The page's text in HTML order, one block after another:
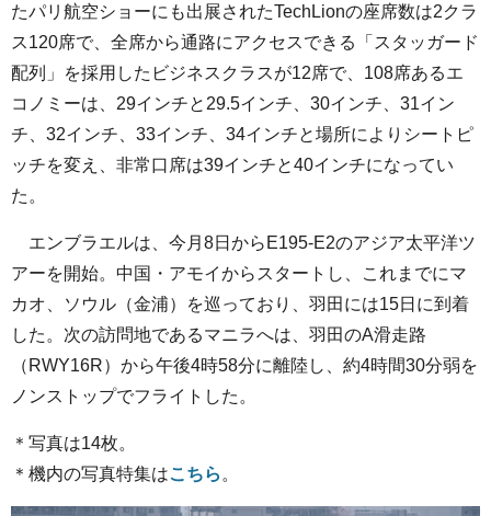
たパリ航空ショーにも出展されたTechLionの座席数は2クラ
ス120席で、全席から通路にアクセスできる「スタッガード
配列」を採用したビジネスクラスが12席で、108席あるエ
コノミーは、29インチと29.5インチ、30インチ、31イン
チ、32インチ、33インチ、34インチと場所によりシートピ
ッチを変え、非常口席は39インチと40インチになってい
た。
エンブラエルは、今月8日からE195-E2のアジア太平洋ツ
アーを開始。中国・アモイからスタートし、これまでにマ
カオ、ソウル（金浦）を巡っており、羽田には15日に到着
した。次の訪問地であるマニラへは、羽田のA滑走路
（RWY16R）から午後4時58分に離陸し、約4時間30分弱を
ノンストップでフライトした。
＊写真は14枚。
＊機内の写真特集はこちら 。